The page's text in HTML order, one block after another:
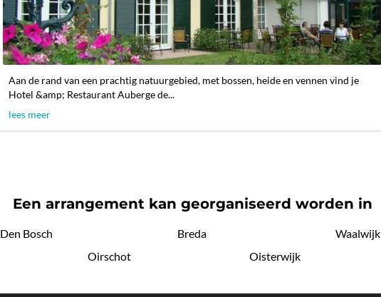
Aan de rand van een prachtig natuurgebied, met bossen, heide en vennen vind je
Hotel &amp; Restaurant Auberge de...
lees meer
Een arrangement kan georganiseerd worden in
Den Bosch Breda Waalwijk
Oirschot Oisterwijk